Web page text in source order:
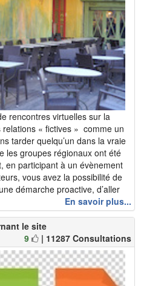
rencontres virtuelles sur la
relations « fictives » comme un
tarder quelqu’un dans la vraie
les groupes régionaux ont été
en participant à un évènement
vous avez la possibilité de
démarche proactive, d’aller
En savoir plus...
le site
9
| 11287 Consultations